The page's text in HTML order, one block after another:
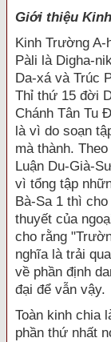
Giới thiệu
Kinh Trường A-
Pàli là Digha-
Da-xá và Trúc
Thỉ thứ 15 đời
Chánh Tân Tu
là vì do soạn
mà thành.
Luận Du-Già-
vì tổng tập
Bà-Sa 1 thì
thuyết của
cho rằng
nghĩa là trải
về phần định
đại để vẫn vậy.
Toàn kinh chia
phần thứ nhất